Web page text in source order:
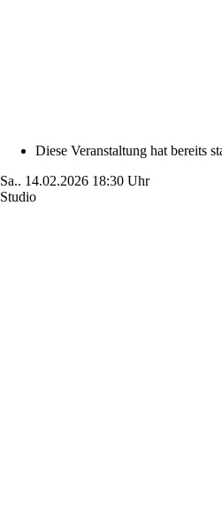
Diese Veranstaltung hat bereits
Sa.. 14.02.2026 18:30 Uhr
Studio